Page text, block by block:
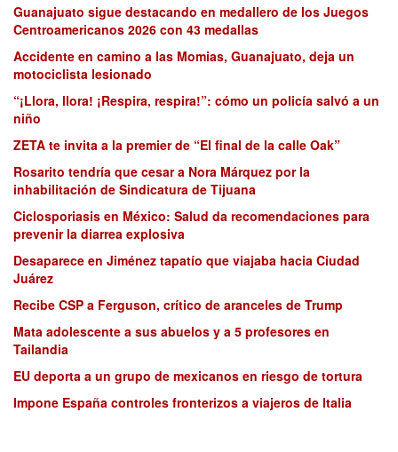
Guanajuato sigue destacando en medallero de los Juegos
Centroamericanos 2026 con 43 medallas
Accidente en camino a las Momias, Guanajuato, deja un
motociclista lesionado
“¡Llora, llora! ¡Respira, respira!”: cómo un policía salvó a un
niño
ZETA te invita a la premier de “El final de la calle Oak”
Rosarito tendría que cesar a Nora Márquez por la
inhabilitación de Sindicatura de Tijuana
Ciclosporiasis en México: Salud da recomendaciones para
prevenir la diarrea explosiva
Desaparece en Jiménez tapatío que viajaba hacia Ciudad
Juárez
Recibe CSP a Ferguson, crítico de aranceles de Trump
Mata adolescente a sus abuelos y a 5 profesores en
Tailandia
EU deporta a un grupo de mexicanos en riesgo de tortura
Impone España controles fronterizos a viajeros de Italia